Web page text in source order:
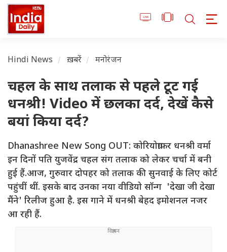
Hindi News ख़बरें मनोरंजन
चहल के साथ तलाक से पहले टूट गई
धनश्री! Video में छलका दर्द, देखें कैसे
बयां किया दर्द?
Dhanashree New Song OUT: कोरियोग्राफर धनश्री वर्मा
इन दिनों पति युजवेंद्र चहल संग तलाक को लेकर चर्चा में बनी
हुई हैं.आज, गुरुवार दोपहर को तलाक की सुनवाई के लिए कोर्ट
पहुंचीं थीं. इसके बाद उनका नया वीडियो सॉन्ग 'देखा जी देखा
मैंने' रिलीज हुआ है. इस गाने में धनश्री बेहद इमोशनल नजर
आ रही हैं.